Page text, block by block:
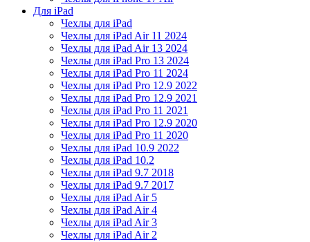
Для iPad
Чехлы для iPad
Чехлы для iPad Air 11 2024
Чехлы для iPad Air 13 2024
Чехлы для iPad Pro 13 2024
Чехлы для iPad Pro 11 2024
Чехлы для iPad Pro 12.9 2022
Чехлы для iPad Pro 12.9 2021
Чехлы для iPad Pro 11 2021
Чехлы для iPad Pro 12.9 2020
Чехлы для iPad Pro 11 2020
Чехлы для iPad 10.9 2022
Чехлы для iPad 10.2
Чехлы для iPad 9.7 2018
Чехлы для iPad 9.7 2017
Чехлы для iPad Air 5
Чехлы для iPad Air 4
Чехлы для iPad Air 3
Чехлы для iPad Air 2